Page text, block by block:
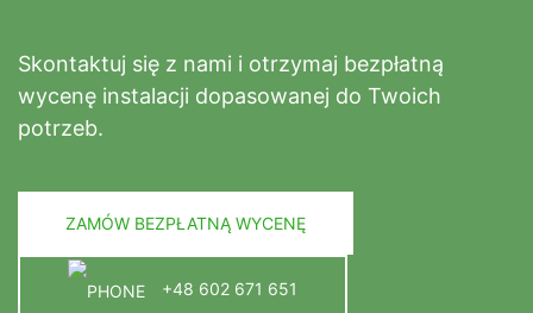
Skontaktuj się z nami i otrzymaj bezpłatną
wycenę instalacji dopasowanej do Twoich
potrzeb.
ZAMÓW BEZPŁATNĄ WYCENĘ
+48 602 671 651